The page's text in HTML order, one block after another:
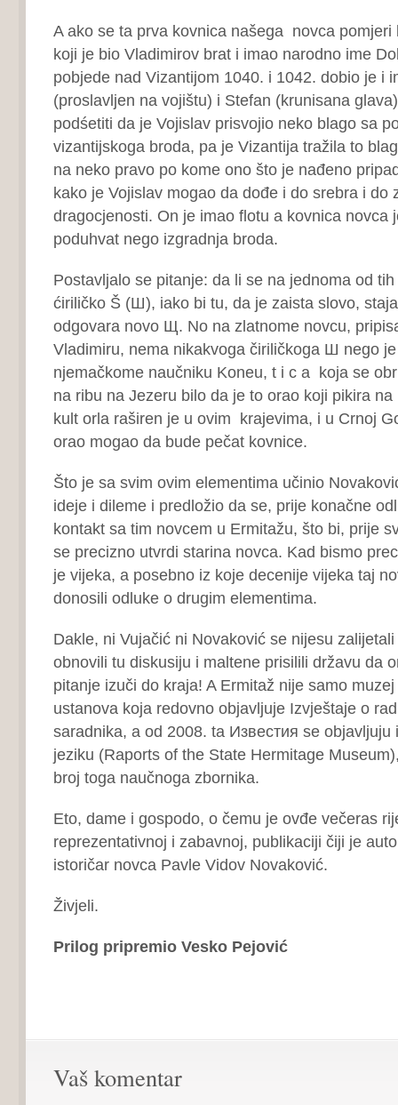
A ako se ta prva kovnica našega novca pomjeri
koji je bio Vladimirov brat i imao narodno ime
pobjede nad Vizantijom 1040. i 1042. dobio je i
(proslavljen na vojištu) i Stefan (krunisana
podśetiti da je Vojislav prisvojio neko blago sa
vizantijskoga broda, pa je Vizantija tražila to
na neko pravo po kome ono što je nađeno
kako je Vojislav mogao da dođe i do srebra i do
dragocjenosti. On je imao flotu a kovnica novca
poduhvat nego izgradnja broda.
Postavljalo se pitanje: da li se na jednoma od
ćiriličko Š (Ш), iako bi tu, da je zaista slovo,
odgovara novo Щ. No na zlatnome novcu,
Vladimiru, nema nikakvoga čiriličkoga Ш nego
njemačkome naučniku Koneu, t i c a koja se
na ribu na Jezeru bilo da je to orao koji pikira na
kult orla raširen je u ovim krajevima, i u Crnoj
orao mogao da bude pečat kovnice.
Što je sa svim ovim elementima učinio
ideje i dileme i predložio da se, prije konačne
kontakt sa tim novcem u Ermitažu, što bi, prije
se precizno utvrdi starina novca. Kad bismo
je vijeka, a posebno iz koje decenije vijeka taj
donosili odluke o drugim elementima.
Dakle, ni Vujačić ni Novaković se nijesu
obnovili tu diskusiju i maltene prisilili državu da
pitanje izuči do kraja! A Ermitaž nije samo
ustanova koja redovno objavljuje Izvještaje o
saradnika, a od 2008. ta Известия se objavljuju
jeziku (Raports of the State Hermitage
broj toga naučnoga zbornika.
Eto, dame i gospodo, o čemu je ovđe večeras
reprezentativnoj i zabavnoj, publikaciji čiji je
istoričar novca Pavle Vidov Novaković.
Živjeli.
Prilog pripremio Vesko Pejović
Vaš komentar